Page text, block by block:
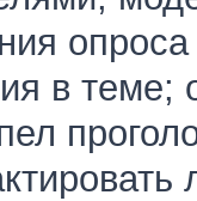
в теме;